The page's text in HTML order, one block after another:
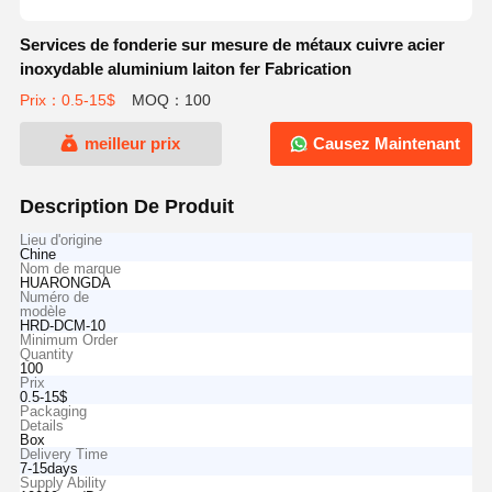
Services de fonderie sur mesure de métaux cuivre acier
inoxydable aluminium laiton fer Fabrication
Prix：0.5-15$ MOQ：100
meilleur prix Causez Maintenant
Description De Produit
Lieu d'origine
Chine
Nom de marque
HUARONGDA
Numéro de
modèle
HRD-DCM-10
Minimum Order
Quantity
100
Prix
0.5-15$
Packaging
Details
Box
Delivery Time
7-15days
Supply Ability